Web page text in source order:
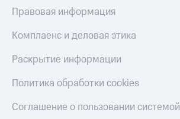
Правовая информация
Комплаенс и деловая этика
Раскрытие информации
Политика обработки cookies
Соглашение о пользовании системой